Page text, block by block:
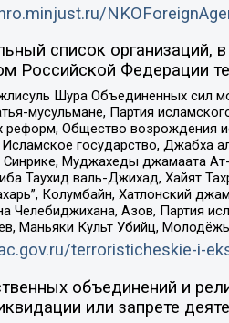
список организаций,
Российской Федерации
Шура Объединенных сил
мусульмане, Партия
реформ, Общество возрождения
государство, Джабха
Синрике, Муджахеды джамаата
Таухид валь-Джихад, Хайят
Колумбайн, Хатлонский
Челебиджихана, Азов, Партия
Маньяки Культ Убийц,
terroristicheskie-i-
объединений и
или запрете